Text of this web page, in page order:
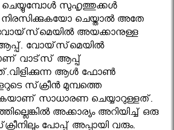
സുഹൃത്തുക്കൾ
നിരസിക്കുകയോ ചെയ്താല്‍ അതേ
വോയ്‌സ്‌മെയില്‍ അയക്കാനുള്ള
ആപ്പ്. വോയ്‌സ്‌മെയില്‍
വാട്‌സ് ആപ്പ്
ആള്‍ ഫോണ്‍
സ്‌ക്രീന്‍ മുമ്പത്തെ
സാധാരണ ചെയ്യാറുള്ളത്.
അക്കാര്യം അറിയിച്ച് ഒരു